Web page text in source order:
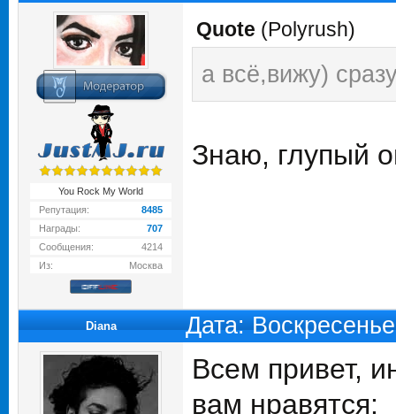
You Rock My World
Репутация:
8485
Награды:
707
Сообщения:
4214
Из:
Москва
Quote (Polyrush)
а всё,вижу)
Знаю, глупый
Diana Дата:
Всем привет,
вам нравятся: